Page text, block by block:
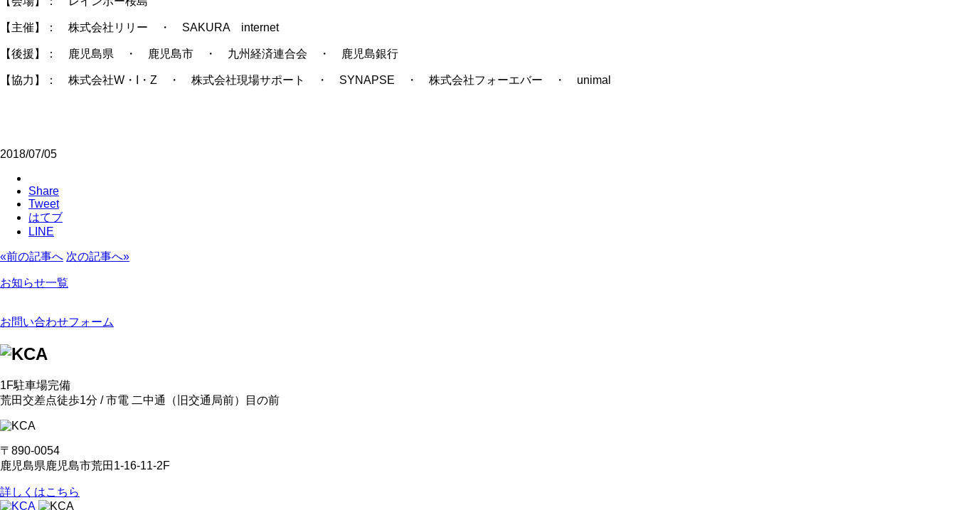
【主催】： 株式会社リリー ・ SAKURA internet
【後援】： 鹿児島県 ・ 鹿児島市 ・ 九州経済連合会 ・ 鹿児島銀行
【協力】： 株式会社W・I・Z ・ 株式会社現場サポート ・ SYNAPSE ・ 株式会社フォーエバー ・ unimal
2018/07/05
Share
Tweet
はてブ
LINE
«前の記事へ 次の記事へ»
お知らせ一覧
お問い合わせフォーム
1F駐車場完備
荒田交差点徒歩1分 / 市電 二中通
（旧交通局前） 目の前
〒890-0054
鹿児島県鹿児島市荒田1-16-11-2F
詳しくはこちら